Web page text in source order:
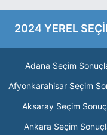
2024 YEREL
Adana Seçim
Afyonkarahisar Seçim
Aksaray Seçim
Ankara Seçim